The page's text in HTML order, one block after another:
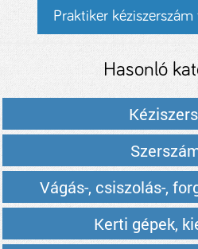
Praktiker
Hasonló
Vágás-, csiszolás-,
Kerti gépek,